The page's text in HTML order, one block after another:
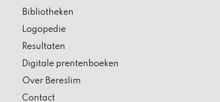
Bibliotheken
Logopedie
Resultaten
Digitale prentenboeken
Over Bereslim
Contact